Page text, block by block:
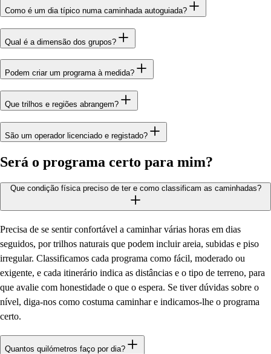
Como é um dia típico numa caminhada autoguiada?
Qual é a dimensão dos grupos?
Podem criar um programa à medida?
Que trilhos e regiões abrangem?
São um operador licenciado e registado?
Será o programa certo para mim?
Que condição física preciso de ter e como classificam as caminhadas?
Precisa de se sentir confortável a caminhar várias horas em dias
seguidos, por trilhos naturais que podem incluir areia, subidas e piso
irregular. Classificamos cada programa como fácil, moderado ou
exigente, e cada itinerário indica as distâncias e o tipo de terreno, para
que avalie com honestidade o que o espera. Se tiver dúvidas sobre o
nível, diga-nos como costuma caminhar e indicamos-lhe o programa
certo.
Quantos quilómetros faço por dia?